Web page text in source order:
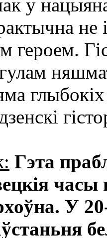
у
не
героем.
Гэта
У